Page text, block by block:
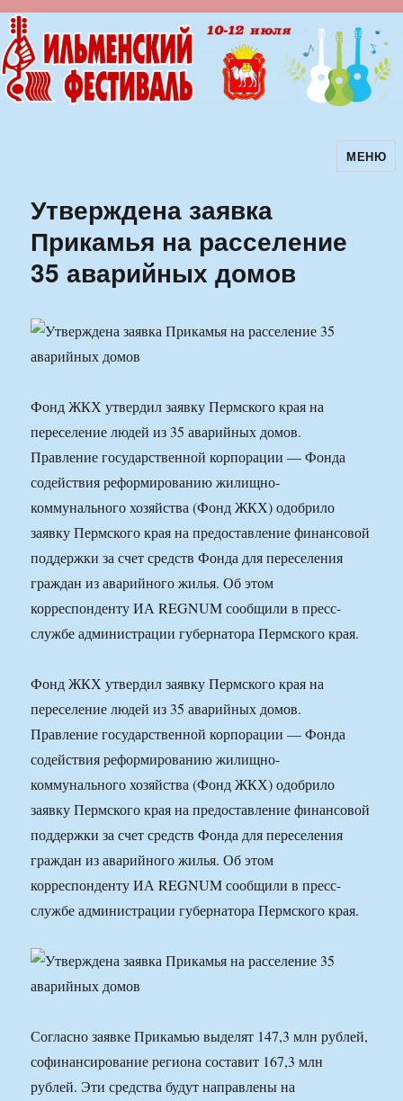
Ильменский фестиваль авторскойМЕНЮ
Утверждена заявка
Прикамья на расселение
35 аварийных домов
Фонд ЖКХ утвердил заявку Пермского края на
переселение людей из 35 аварийных домов.
Правление государственной корпорации — Фонда
содействия реформированию жилищно-
коммунального хозяйства (Фонд ЖКХ) одобрило
заявку Пермского края на предоставление финансовой
поддержки за счет средств Фонда для переселения
граждан из аварийного жилья. Об этом
корреспонденту ИА REGNUM сообщили в пресс-
службе администрации губернатора Пермского края.
Фонд ЖКХ утвердил заявку Пермского края на
переселение людей из 35 аварийных домов.
Правление государственной корпорации — Фонда
содействия реформированию жилищно-
коммунального хозяйства (Фонд ЖКХ) одобрило
заявку Пермского края на предоставление финансовой
поддержки за счет средств Фонда для переселения
граждан из аварийного жилья. Об этом
корреспонденту ИА REGNUM сообщили в пресс-
службе администрации губернатора Пермского края.
Согласно заявке Прикамью выделят 147,3 млн рублей,
софинансирование региона составит 167,3 млн
рублей. Эти средства будут направлены на